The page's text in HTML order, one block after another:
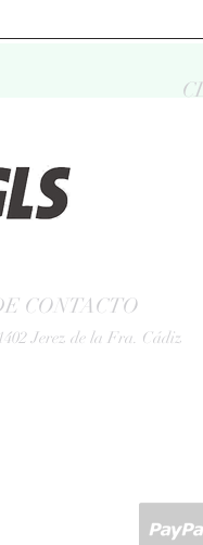
CONTACTO
Jerez de la Fra. Cádiz